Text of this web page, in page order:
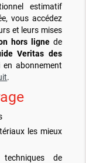
estimatif
vous accédez
et leurs mises
hors ligne de
Veritas des
en abonnement
.
les mieux
de